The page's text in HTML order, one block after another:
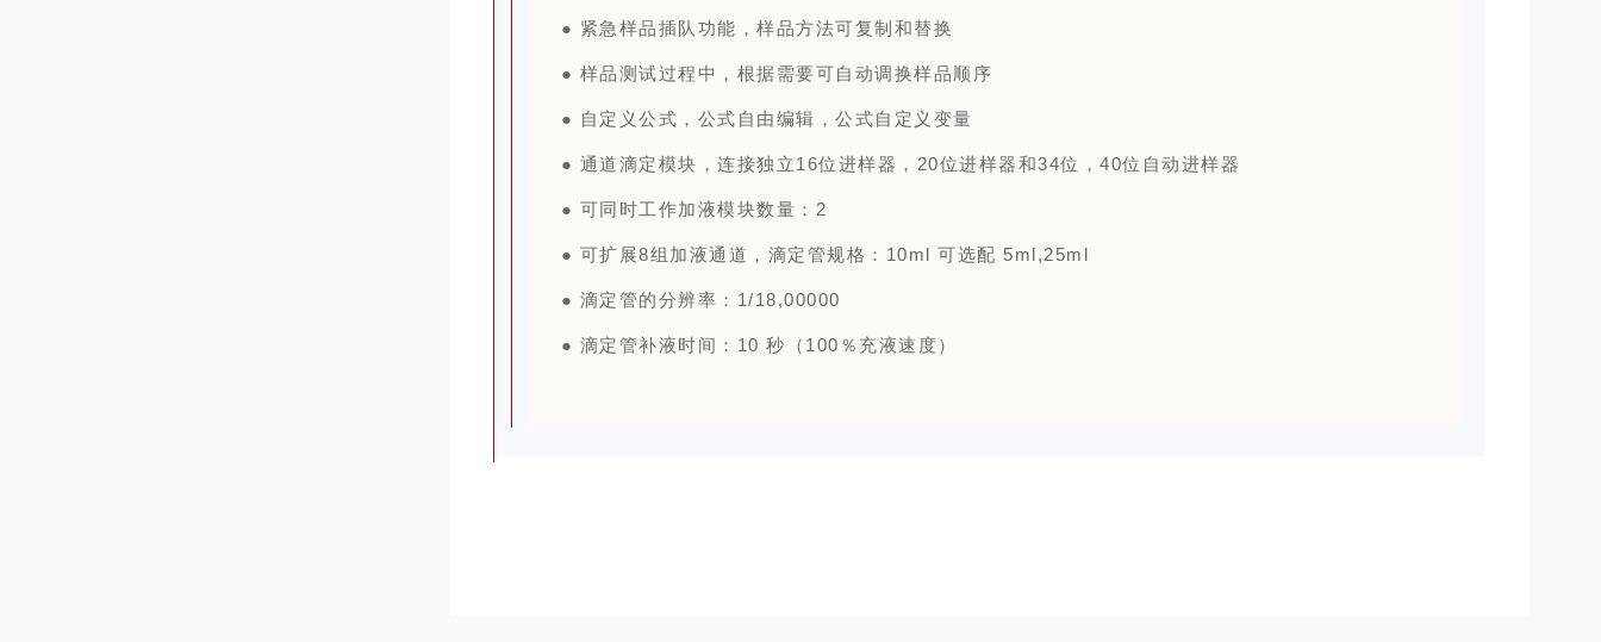
● 紧急样品插队功能，样品方法可复制和替换
● 样品测试过程中，根据需要可自动调换样品顺序
● 自定义公式，公式自由编辑，公式自定义变量
● 通道滴定模块，连接独立16位进样器，20位进样器和34位，40位自动进样器
● 可同时工作加液模块数量：2
● 可扩展8组加液通道，滴定管规格：10ml 可选配 5ml,25ml
● 滴定管的分辨率：1/18,00000
● 滴定管补液时间：10 秒（100％充液速度）